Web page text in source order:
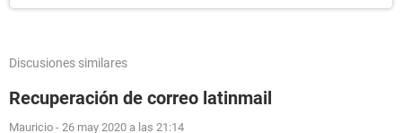
Discusiones similares
Recuperación de correo latinmail
Mauricio - 26 may 2020 a las 21:14